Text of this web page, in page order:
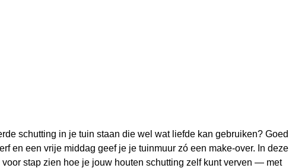
schutting in je tuin staan die wel wat liefde kan gebruiken? Goed
en een vrije middag geef je je tuinmuur zó een make-over. In deze
voor stap zien hoe je jouw houten schutting zelf kunt verven — met